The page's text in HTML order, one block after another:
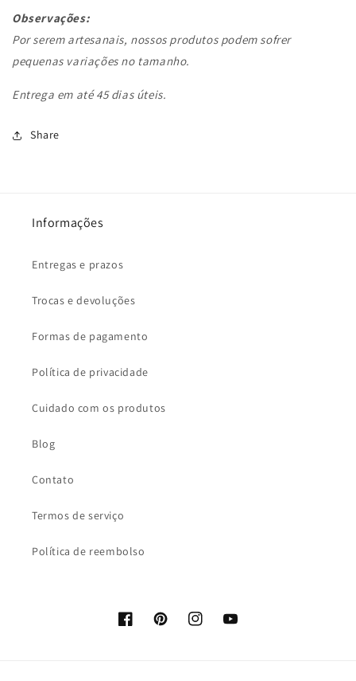
Observações:
Por serem artesanais, nossos produtos podem sofrer
pequenas variações no tamanho.
Entrega em até 45 dias úteis.
Share
Informações
Entregas e prazos
Trocas e devoluções
Formas de pagamento
Política de privacidade
Cuidado com os produtos
Blog
Contato
Termos de serviço
Política de reembolso
FacebookPinterestInstagramYouTube